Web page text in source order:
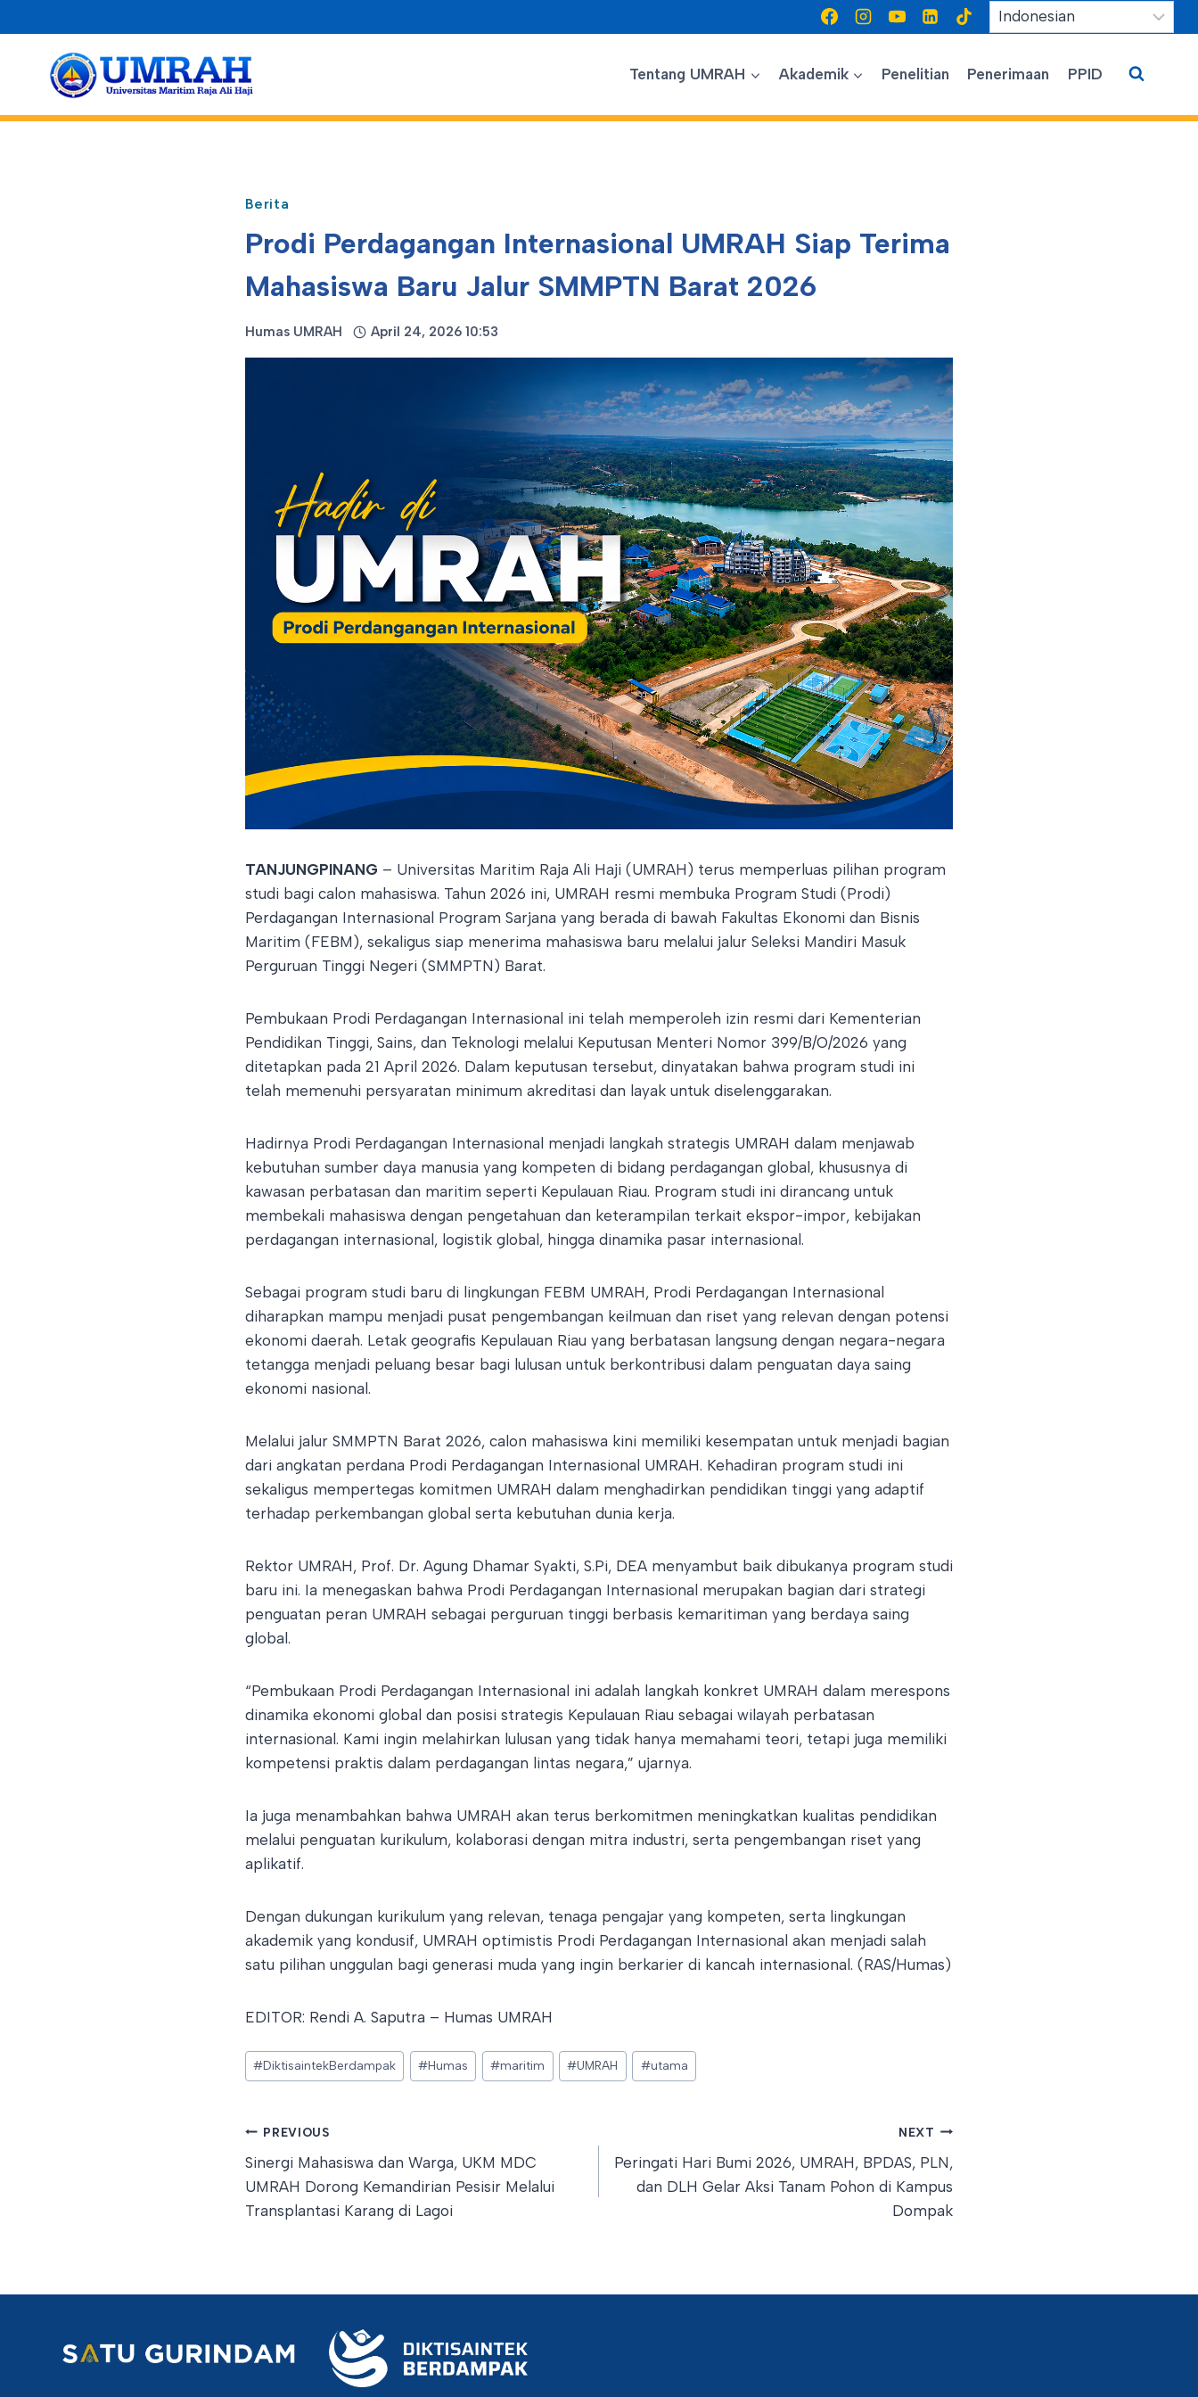
to
content
Tentang UMRAH
Akademik Penelitian Penerimaan PPID
Berita
Prodi Perdagangan Internasional UMRAH Siap Terima
Mahasiswa Baru Jalur SMMPTN Barat 2026
Humas UMRAH April 24, 2026 10:53
TANJUNGPINANG – Universitas Maritim Raja Ali Haji (UMRAH) terus memperluas pilihan program
studi bagi calon mahasiswa. Tahun 2026 ini, UMRAH resmi membuka Program Studi (Prodi)
Perdagangan Internasional Program Sarjana yang berada di bawah Fakultas Ekonomi dan Bisnis
Maritim (FEBM), sekaligus siap menerima mahasiswa baru melalui jalur Seleksi Mandiri Masuk
Perguruan Tinggi Negeri (SMMPTN) Barat.
Pembukaan Prodi Perdagangan Internasional ini telah memperoleh izin resmi dari Kementerian
Pendidikan Tinggi, Sains, dan Teknologi melalui Keputusan Menteri Nomor 399/B/O/2026 yang
ditetapkan pada 21 April 2026. Dalam keputusan tersebut, dinyatakan bahwa program studi ini
telah memenuhi persyaratan minimum akreditasi dan layak untuk diselenggarakan.
Hadirnya Prodi Perdagangan Internasional menjadi langkah strategis UMRAH dalam menjawab
kebutuhan sumber daya manusia yang kompeten di bidang perdagangan global, khususnya di
kawasan perbatasan dan maritim seperti Kepulauan Riau. Program studi ini dirancang untuk
membekali mahasiswa dengan pengetahuan dan keterampilan terkait ekspor-impor, kebijakan
perdagangan internasional, logistik global, hingga dinamika pasar internasional.
Sebagai program studi baru di lingkungan FEBM UMRAH, Prodi Perdagangan Internasional
diharapkan mampu menjadi pusat pengembangan keilmuan dan riset yang relevan dengan potensi
ekonomi daerah. Letak geografis Kepulauan Riau yang berbatasan langsung dengan negara-negara
tetangga menjadi peluang besar bagi lulusan untuk berkontribusi dalam penguatan daya saing
ekonomi nasional.
Melalui jalur SMMPTN Barat 2026, calon mahasiswa kini memiliki kesempatan untuk menjadi bagian
dari angkatan perdana Prodi Perdagangan Internasional UMRAH. Kehadiran program studi ini
sekaligus mempertegas komitmen UMRAH dalam menghadirkan pendidikan tinggi yang adaptif
terhadap perkembangan global serta kebutuhan dunia kerja.
Rektor UMRAH, Prof. Dr. Agung Dhamar Syakti, S.Pi, DEA menyambut baik dibukanya program studi
baru ini. Ia menegaskan bahwa Prodi Perdagangan Internasional merupakan bagian dari strategi
penguatan peran UMRAH sebagai perguruan tinggi berbasis kemaritiman yang berdaya saing
global.
“Pembukaan Prodi Perdagangan Internasional ini adalah langkah konkret UMRAH dalam merespons
dinamika ekonomi global dan posisi strategis Kepulauan Riau sebagai wilayah perbatasan
internasional. Kami ingin melahirkan lulusan yang tidak hanya memahami teori, tetapi juga memiliki
kompetensi praktis dalam perdagangan lintas negara,” ujarnya.
Ia juga menambahkan bahwa UMRAH akan terus berkomitmen meningkatkan kualitas pendidikan
melalui penguatan kurikulum, kolaborasi dengan mitra industri, serta pengembangan riset yang
aplikatif.
Dengan dukungan kurikulum yang relevan, tenaga pengajar yang kompeten, serta lingkungan
akademik yang kondusif, UMRAH optimistis Prodi Perdagangan Internasional akan menjadi salah
satu pilihan unggulan bagi generasi muda yang ingin berkarier di kancah internasional. (RAS/Humas)
EDITOR: Rendi A. Saputra – Humas UMRAH
Post
Tags:
#DiktisaintekBerdampak #Humas #maritim #UMRAH #utama
Post
navigation
PREVIOUS
Sinergi Mahasiswa dan Warga, UKM MDC
UMRAH Dorong Kemandirian Pesisir Melalui
Transplantasi Karang di Lagoi
NEXT
Peringati Hari Bumi 2026, UMRAH, BPDAS, PLN,
dan DLH Gelar Aksi Tanam Pohon di Kampus
Dompak